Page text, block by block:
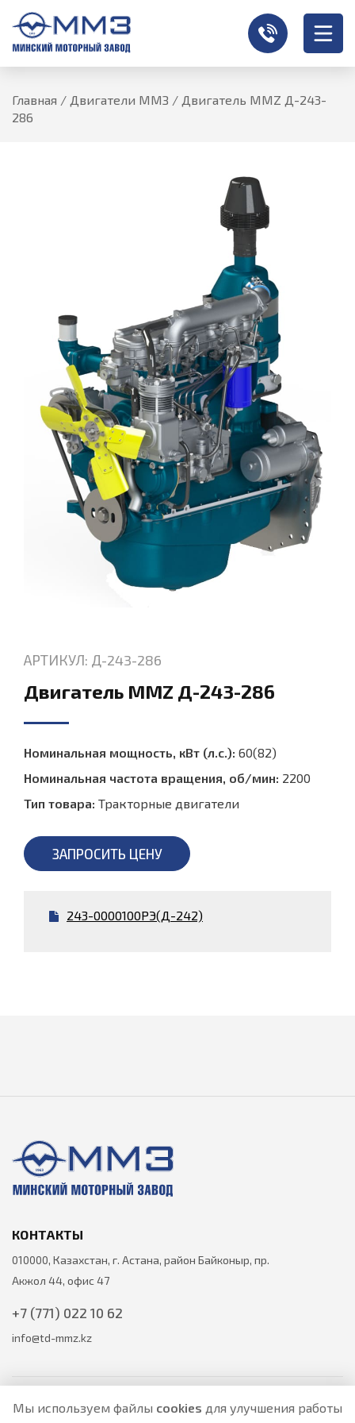
Главная / Двигатели ММЗ / Двигатель MMZ Д-243-
286
АРТИКУЛ: Д-243-286
Двигатель MMZ Д-243-286
Номинальная мощность, кВт (л.с.): 60(82)
Номинальная частота вращения, об/мин: 2200
Тип товара: Тракторные двигатели
ЗАПРОСИТЬ ЦЕНУ
243-0000100РЭ(Д-242)
Мы используем файлы cookies для улучшения работы
КОНТАКТЫ
010000, Казахстан, г. Астана, район Байконыр, пр.
Акжол 44, офис 47
+7 (771) 022 10 62
info@td-mmz.kz